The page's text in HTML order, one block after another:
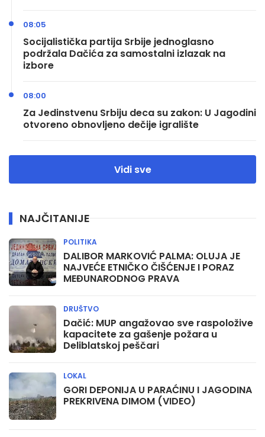
Socijalistička partija Srbije jednoglasno
podržala Dačića za samostalni izlazak na
izbore
08:05
Za Jedinstvenu Srbiju deca su zakon: U Jagodini
otvoreno obnovljeno dečije igralište
08:00
Vidi sve
NAJČITANIJE
DALIBOR MARKOVIĆ PALMA: OLUJA JE
NAJVEĆE ETNIČKO ČIŠĆENJE I PORAZ
MEĐUNARODNOG PRAVA
POLITIKA
Dačić: MUP angažovao sve raspoložive
kapacitete za gašenje požara u
Deliblatskoj peščari
DRUŠTVO
GORI DEPONIJA U PARAĆINU I JAGODINA
PREKRIVENA DIMOM (VIDEO)
LOKAL